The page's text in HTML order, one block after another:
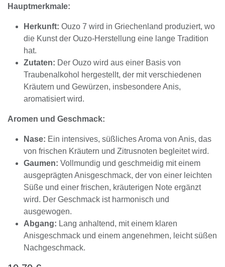
Hauptmerkmale:
Herkunft: Ouzo 7 wird in Griechenland produziert, wo
die Kunst der Ouzo-Herstellung eine lange Tradition
hat.
Zutaten: Der Ouzo wird aus einer Basis von
Traubenalkohol hergestellt, der mit verschiedenen
Kräutern und Gewürzen, insbesondere Anis,
aromatisiert wird.
Aromen und Geschmack:
Nase: Ein intensives, süßliches Aroma von Anis, das
von frischen Kräutern und Zitrusnoten begleitet wird.
Gaumen: Vollmundig und geschmeidig mit einem
ausgeprägten Anisgeschmack, der von einer leichten
Süße und einer frischen, kräuterigen Note ergänzt
wird. Der Geschmack ist harmonisch und
ausgewogen.
Abgang: Lang anhaltend, mit einem klaren
Anisgeschmack und einem angenehmen, leicht süßen
Nachgeschmack.